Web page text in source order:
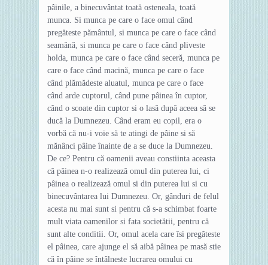
pâinile, a binecuvântat toată osteneala, toată
munca. Si munca pe care o face omul când
pregăteste pământul, si munca pe care o face când
seamănă, si munca pe care o face când pliveste
holda, munca pe care o face când seceră, munca pe
care o face când macină, munca pe care o face
când plămădeste aluatul, munca pe care o face
când arde cuptorul, când pune pâinea în cuptor,
când o scoate din cuptor si o lasă după aceea să se
ducă la Dumnezeu. Când eram eu copil, era o
vorbă că nu-i voie să te atingi de pâine si să
mănânci pâine înainte de a se duce la Dumnezeu.
De ce? Pentru că oamenii aveau constiinta aceasta
că pâinea n-o realizează omul din puterea lui, ci
pâinea o realizează omul si din puterea lui si cu
binecuvântarea lui Dumnezeu. Or, gânduri de felul
acesta nu mai sunt si pentru că s-a schimbat foarte
mult viata oamenilor si fata societătii, pentru că
sunt alte conditii. Or, omul acela care îsi pregăteste
el pâinea, care ajunge el să aibă pâinea pe masă stie
că în pâine se întâlneste lucrarea omului cu